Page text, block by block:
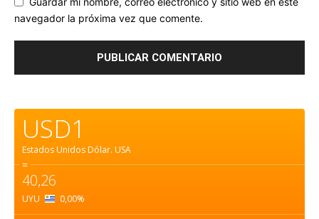
navegador la próxima vez que comente.
USD1
Estados Unidos Dólar. USA
=
40,26
UYU 0,00%